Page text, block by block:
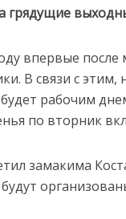
грядущие
впервые после
В связи с
будет рабочим
по вторник
замакима